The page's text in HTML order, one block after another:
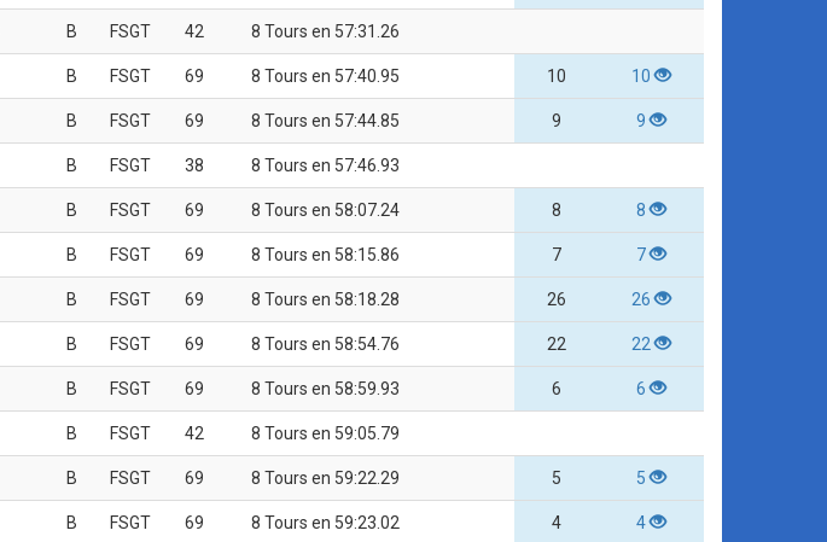
B FSGT 42 8 Tours en 57:31.26
B FSGT 69 8 Tours en 57:40.95 10 10
B FSGT 69 8 Tours en 57:44.85 9 9
B FSGT 38 8 Tours en 57:46.93
B FSGT 69 8 Tours en 58:07.24 8 8
B FSGT 69 8 Tours en 58:15.86 7 7
B FSGT 69 8 Tours en 58:18.28 26 26
B FSGT 69 8 Tours en 58:54.76 22 22
B FSGT 69 8 Tours en 58:59.93 6 6
B FSGT 42 8 Tours en 59:05.79
B FSGT 69 8 Tours en 59:22.29 5 5
B FSGT 69 8 Tours en 59:23.02 4 4